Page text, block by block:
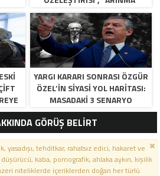
RESTI VE KURULTAY TAKVIMI!
YARGI KARARI SONRASI ÖZGÜR
ÖZEL’IN SIYASI YOL HARITASI:
MASADAKI 3 SENARYO
GÖRÜŞ BELİRT
yasadışı, tehditkar, rahatsız edici, hakaret ve
düşürücü, kaba, pornografik, ahlaka aykırı, kişilik
niteliklerde içeriklerden doğan her türlü